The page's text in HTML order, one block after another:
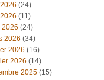
(24)
(11)
2026 (24)
2026 (34)
2026 (16)
2026 (14)
2025 (15)